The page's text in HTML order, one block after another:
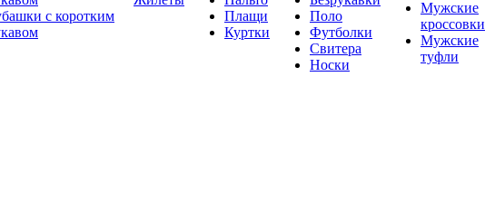
с коротким
Плащи
Куртки
Поло
Футболки
Свитера
Носки
Мужские
кроссовки
Мужские
туфли